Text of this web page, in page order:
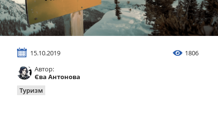
Автозахист
Автоюрист
Майно
Автор:
Єва Антонова
15.10.2019 1806
Туризм